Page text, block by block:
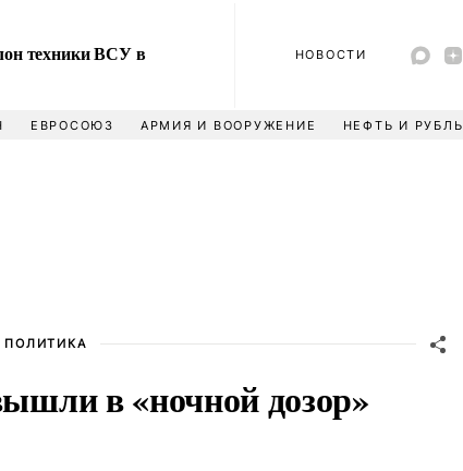
техники ВСУ в
НОВОСТИ
ЕВРОСОЮЗ АРМИЯ И ВООРУЖЕНИЕ НЕФТЬ И РУБЛЬ
ПОЛИТИКА
в «ночной дозор»